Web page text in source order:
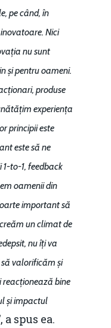
pe când, în
Nici
nu sunt
și pentru oameni.
produse
experiența
principii este
este să ne
to-1, feedback
oamenii din
important să
un climat de
nu îți va
să valorificăm și
reacționează bine
și impactul
a spus ea.